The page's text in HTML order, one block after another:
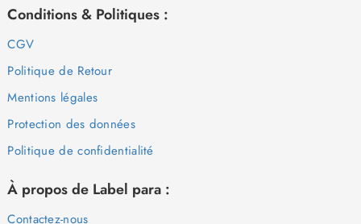
Conditions & Politiques :
CGV
Politique de Retour
Mentions légales
Protection des données
Politique de confidentialité
À propos de Label para :
Contactez-nous